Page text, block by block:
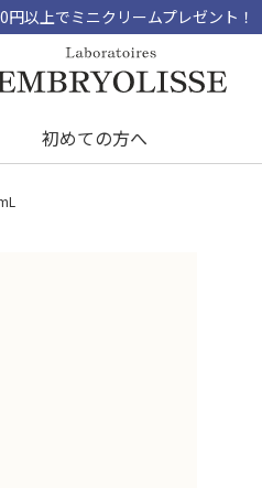
円以上でミニクリームプレゼント！
初めての方へ